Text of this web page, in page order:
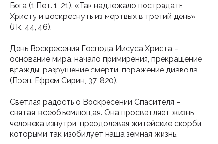
Бога (1 Пет. 1, 21). «Так надлежало пострадать
Христу и воскреснуть из мертвых в третий день»
(Лк. 44, 46).
День Воскресения Господа Иисуса Христа –
основание мира, начало примирения, прекращение
вражды, разрушение смерти, поражение диавола
(Преп. Ефрем Сирин, 37, 820).
Светлая радость о Воскресении Спасителя –
святая, всеобъемлющая. Она просветляет жизнь
человека изнутри, преодолевая житейские скорби,
которыми так изобилует наша земная жизнь.